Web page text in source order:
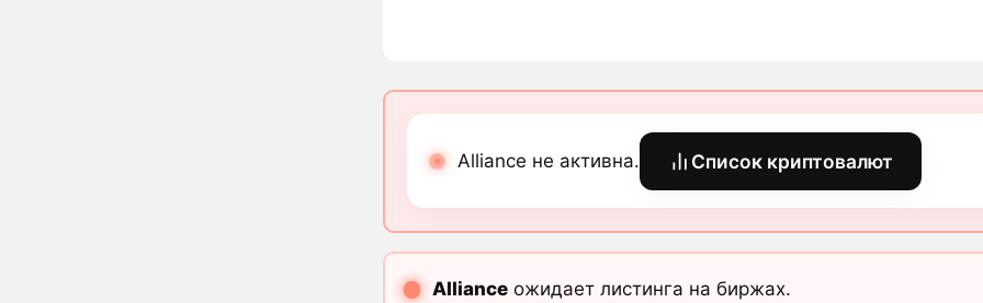
Alliance не активна. Список криптовалют
Allianceожидает листинга на биржах.